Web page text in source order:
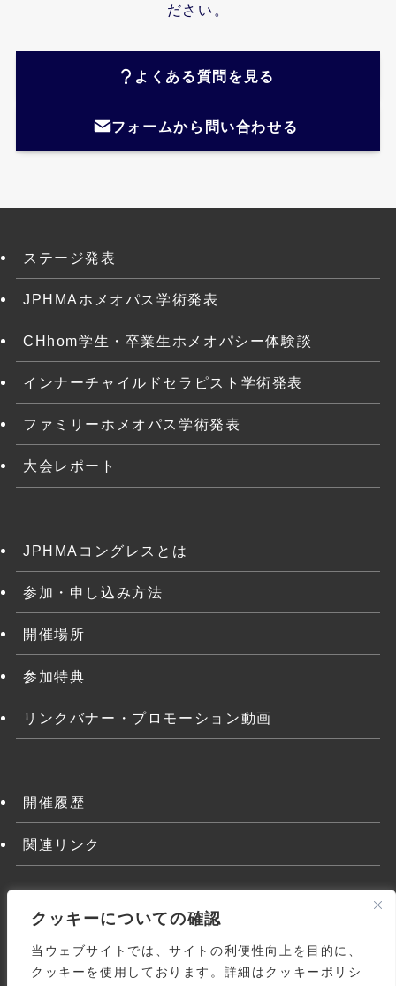
クッキーについての確認
当ウェブサイトでは、サイトの利便性向上を目的に、
クッキーを使用しております。詳細はクッキーポリシ
ださい。
よくある質問を見る
フォームから問い合わせる
ステージ発表
JPHMAホメオパス学術発表
CHhom学生・卒業生ホメオパシー体験談
インナーチャイルドセラピスト学術発表
ファミリーホメオパス学術発表
大会レポート
JPHMAコングレスとは
参加・申し込み方法
開催場所
参加特典
リンクバナー・プロモーション動画
開催履歴
関連リンク